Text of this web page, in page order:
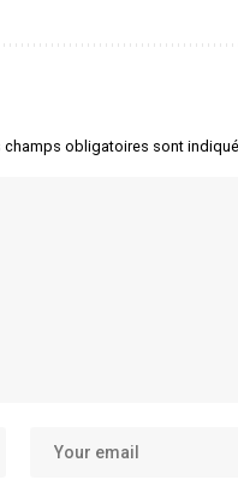
champs obligatoires sont